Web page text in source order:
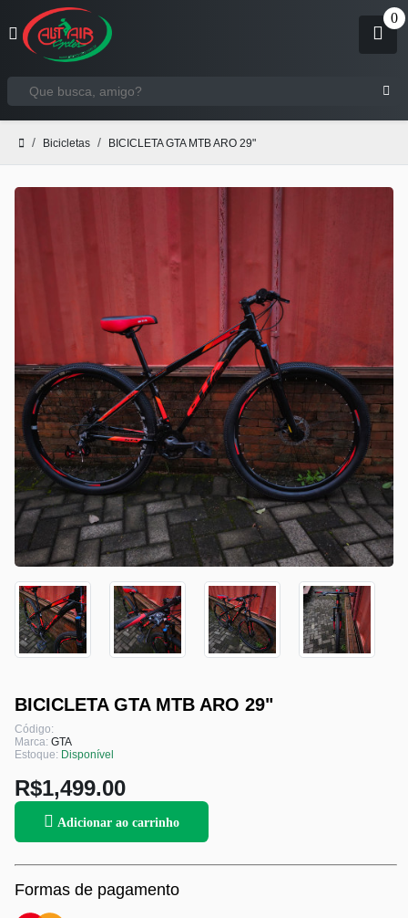
Bicicletas BICICLETA GTA MTB ARO 29"
BICICLETA GTA MTB ARO 29"
Código:
Marca: GTA
Estoque: Disponível
R$1,499.00
Adicionar ao carrinho
Formas de pagamento